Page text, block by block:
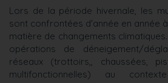
Lors de la période hivernale, les
sont confrontées d'année en année
matière de changements
opérations de déneigement/
réseaux (trottoirs,, chaussées,
multifonctionnelles) au